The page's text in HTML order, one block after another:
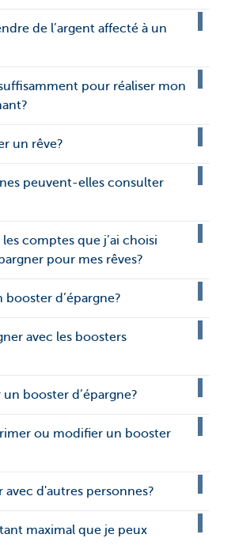
de l’argent affecté à un
pour réaliser mon
un rêve?
peuvent-elles consulter
comptes que j’ai choisi
pour mes rêves?
booster d’épargne?
avec les boosters
booster d’épargne?
ou modifier un booster
avec d'autres personnes?
maximal que je peux